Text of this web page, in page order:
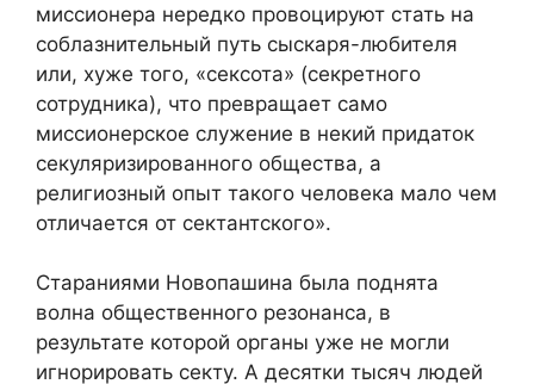
миссионера нередко провоцируют стать на
соблазнительный путь сыскаря-любителя
или, хуже того, «сексота» (секретного
сотрудника), что превращает само
миссионерское служение в некий придаток
секуляризированного общества, а
религиозный опыт такого человека мало чем
отличается от сектантского».
Стараниями Новопашина была поднята
волна общественного резонанса, в
результате которой органы уже не могли
игнорировать секту. А десятки тысяч людей